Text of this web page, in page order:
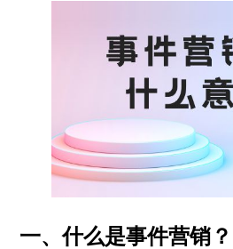
一、什么是事件营销？